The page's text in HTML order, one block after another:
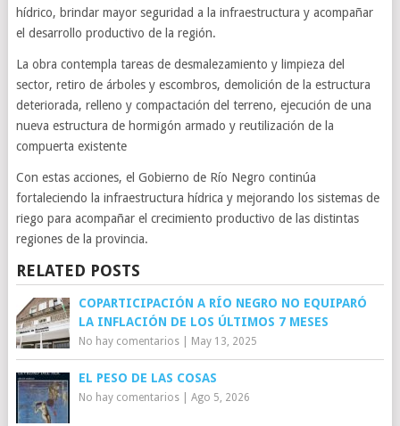
hídrico, brindar mayor seguridad a la infraestructura y acompañar
el desarrollo productivo de la región.
La obra contempla tareas de desmalezamiento y limpieza del
sector, retiro de árboles y escombros, demolición de la estructura
deteriorada, relleno y compactación del terreno, ejecución de una
nueva estructura de hormigón armado y reutilización de la
compuerta existente
Con estas acciones, el Gobierno de Río Negro continúa
fortaleciendo la infraestructura hídrica y mejorando los sistemas de
riego para acompañar el crecimiento productivo de las distintas
regiones de la provincia.
RELATED POSTS
COPARTICIPACIÓN A RÍO NEGRO NO EQUIPARÓ
LA INFLACIÓN DE LOS ÚLTIMOS 7 MESES
No hay comentarios| May 13, 2025
EL PESO DE LAS COSAS
No hay comentarios| Ago 5, 2026